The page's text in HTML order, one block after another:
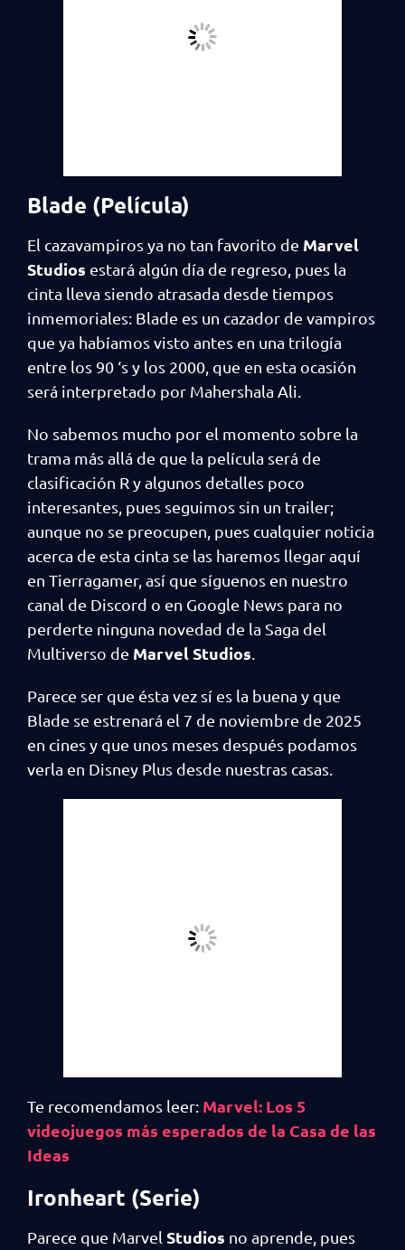
Blade (Película)
El cazavampiros ya no tan favorito de Marvel
Studios estará algún día de regreso, pues la
cinta lleva siendo atrasada desde tiempos
inmemoriales: Blade es un cazador de vampiros
que ya habíamos visto antes en una trilogía
entre los 90 ‘s y los 2000, que en esta ocasión
será interpretado por Mahershala Ali.
No sabemos mucho por el momento sobre la
trama más allá de que la película será de
clasificación R y algunos detalles poco
interesantes, pues seguimos sin un trailer;
aunque no se preocupen, pues cualquier noticia
acerca de esta cinta se las haremos llegar aquí
en Tierragamer, así que síguenos en nuestro
canal de Discord o en Google News para no
perderte ninguna novedad de la Saga del
Multiverso de Marvel Studios.
Parece ser que ésta vez sí es la buena y que
Blade se estrenará el 7 de noviembre de 2025
en cines y que unos meses después podamos
verla en Disney Plus desde nuestras casas.
Te recomendamos leer: Marvel: Los 5
videojuegos más esperados de la Casa de las
Ideas
Ironheart (Serie)
Parece que Marvel Studios no aprende, pues